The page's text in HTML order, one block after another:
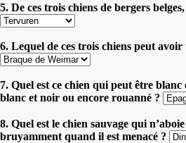
5. De ces trois chiens de bergers
6. Lequel de ces trois chiens peut
7. Quel est ce chien qui peut être
blanc et noir ou encore rouanné ?
8. Quel est le chien sauvage qui
bruyamment quand il est menacé ?